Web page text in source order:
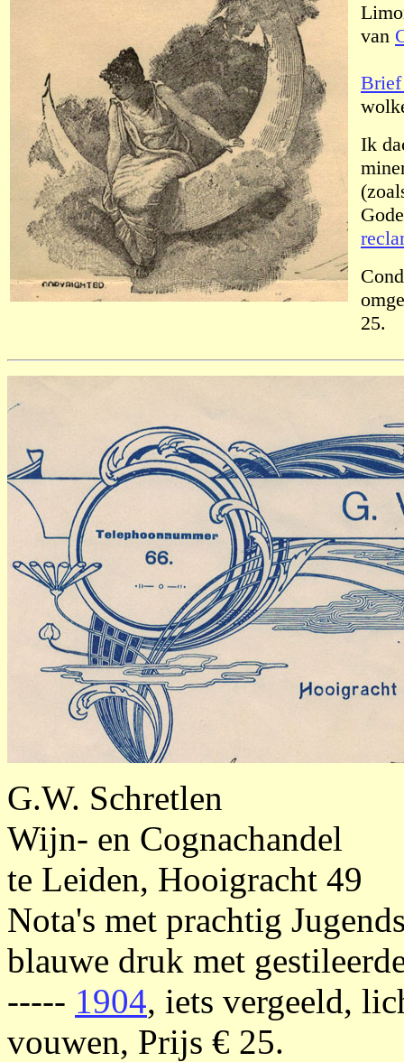
van
Ik
25.
G.W. Schretlen
Wijn- en Cognachandel
te Leiden, Hooigracht 49
Nota's met prachtig
blauwe druk met
----- 1904, iets vergeeld,
vouwen, Prijs € 25.